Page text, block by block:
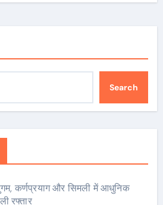
Search
कर्णप्रयाग और सिमली में आधुनिक
रफ्तार